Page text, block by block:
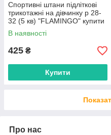
Спортивні штани підліткові
трикотажні на дівчинку р 28-
32 (5 кв) "FLAMINGO" купити
гуртом в Одесі на 7 км
В наявності
425 ₴
Купити
Про нас